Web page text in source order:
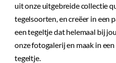
uit onze uitgebreide collectie
tegelsoorten, en creëer in een
een tegeltje dat helemaal bij
onze fotogalerij en maak in
tegeltje.